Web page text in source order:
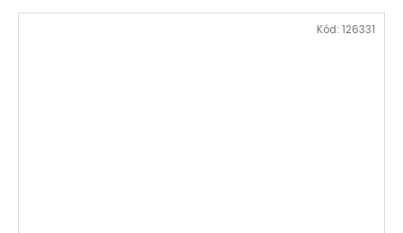
Kód: 126331